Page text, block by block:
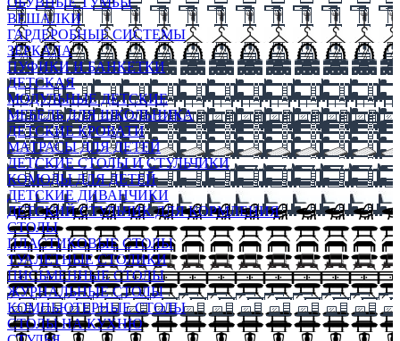
ВЕШАЛКИ
ГАРДЕРОБНЫЕ СИСТЕМЫ
ЗЕРКАЛА
ПУФИКИ И БАНКЕТКИ
ДЕТСКАЯ
МОДУЛЬНЫЕ ДЕТСКИЕ
МЕБЕЛЬ ДЛЯ ШКОЛЬНИКА
ДЕТСКИЕ КРОВАТИ
МАТРАСЫ ДЛЯ ДЕТЕЙ
ДЕТСКИЕ СТОЛЫ И СТУЛЬЧИКИ
КОМОДЫ ДЛЯ ДЕТЕЙ
ДЕТСКИЕ ДИВАНЧИКИ
ДЕТСКИЙ СТУЛЬЧИК ДЛЯ КОРМЛЕНИЯ
СТОЛЫ
ПЛАСТИКОВЫЕ СТОЛЫ
ТУАЛЕТНЫЕ СТОЛИКИ
ПИСЬМЕННЫЕ СТОЛЫ
ЖУРНАЛЬНЫЕ СТОЛЫ
КОМПЬЮТЕРНЫЕ СТОЛЫ
СТОЛЫ НА КУХНЮ